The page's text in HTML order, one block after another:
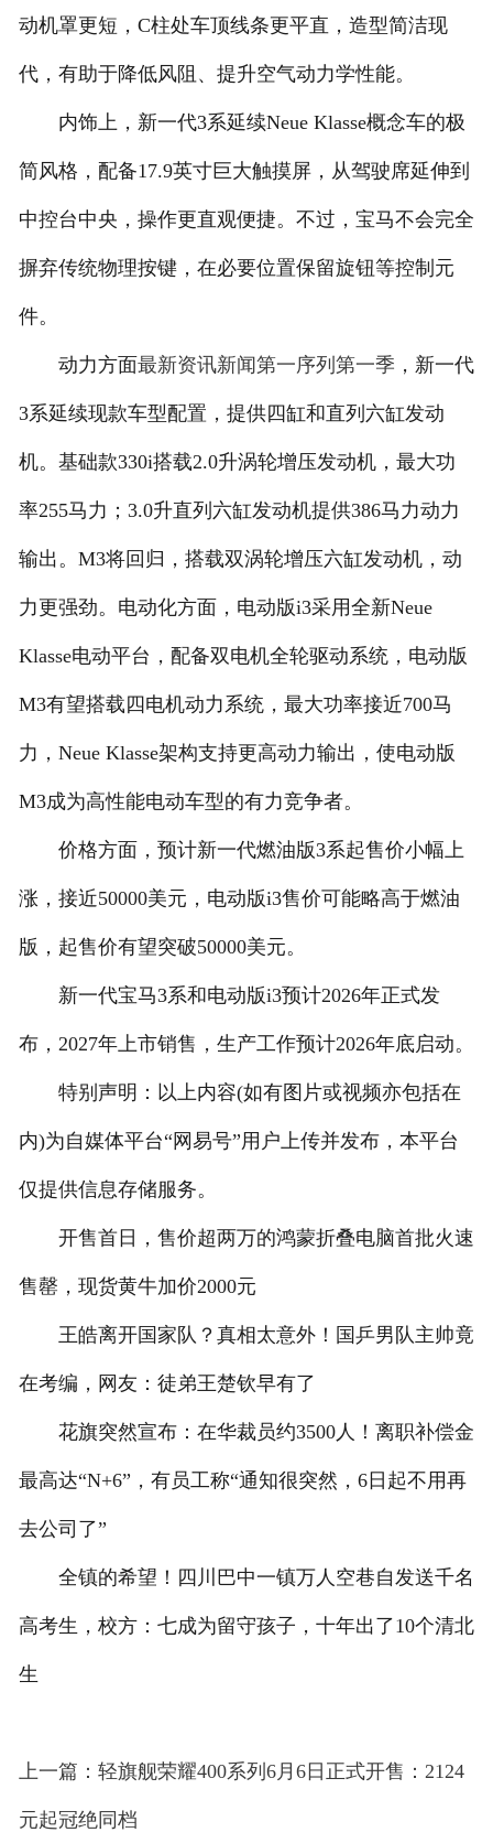
动机罩更短，C柱处车顶线条更平直，造型简洁现
代，有助于降低风阻、提升空气动力学性能。
内饰上，新一代3系延续Neue Klasse概念车的极
简风格，配备17.9英寸巨大触摸屏，从驾驶席延伸到
中控台中央，操作更直观便捷。不过，宝马不会完全
摒弃传统物理按键，在必要位置保留旋钮等控制元
件。
动力方面最新资讯新闻第一序列第一季 ，新一代
3系延续现款车型配置，提供四缸和直列六缸发动
机。基础款330i搭载2.0升涡轮增压发动机，最大功
率255马力；3.0升直列六缸发动机提供386马力动力
输出。M3将回归，搭载双涡轮增压六缸发动机，动
力更强劲。电动化方面，电动版i3采用全新Neue
Klasse电动平台，配备双电机全轮驱动系统，电动版
M3有望搭载四电机动力系统，最大功率接近700马
力，Neue Klasse架构支持更高动力输出，使电动版
M3成为高性能电动车型的有力竞争者。
价格方面，预计新一代燃油版3系起售价小幅上
涨，接近50000美元，电动版i3售价可能略高于燃油
版，起售价有望突破50000美元。
新一代宝马3系和电动版i3预计2026年正式发
布，2027年上市销售，生产工作预计2026年底启动。
特别声明：以上内容(如有图片或视频亦包括在
内)为自媒体平台“网易号”用户上传并发布，本平台
仅提供信息存储服务。
开售首日，售价超两万的鸿蒙折叠电脑首批火速
售罄，现货黄牛加价2000元
王皓离开国家队？真相太意外！国乒男队主帅竟
在考编，网友：徒弟王楚钦早有了
花旗突然宣布：在华裁员约3500人！离职补偿金
最高达“N+6”，有员工称“通知很突然，6日起不用再
去公司了”
全镇的希望！四川巴中一镇万人空巷自发送千名
高考生，校方：七成为留守孩子，十年出了10个清北
生
上一篇：轻旗舰荣耀400系列6月6日正式开售：2124
元起冠绝同档